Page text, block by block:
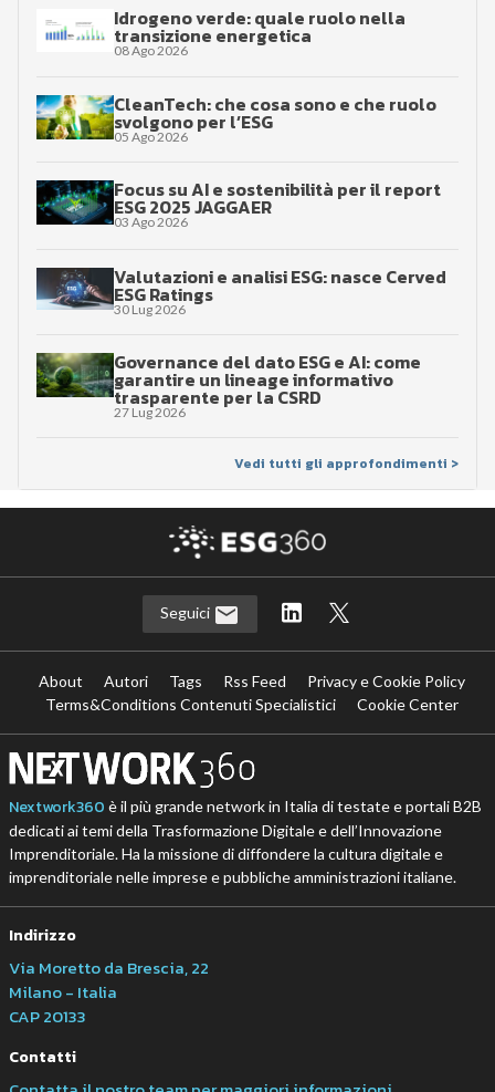
Idrogeno verde: quale ruolo nella
transizione energetica
08 Ago 2026
CleanTech: che cosa sono e che ruolo
svolgono per l’ESG
05 Ago 2026
Focus su AI e sostenibilità per il report
ESG 2025 JAGGAER
03 Ago 2026
Valutazioni e analisi ESG: nasce Cerved
ESG Ratings
30 Lug 2026
Governance del dato ESG e AI: come
garantire un lineage informativo
trasparente per la CSRD
27 Lug 2026
Vedi tutti gli approfondimenti >
Seguici
About Autori Tags Rss Feed
Privacy e Cookie Policy
Terms&Conditions Contenuti Specialistici
Cookie Center
Nextwork360 è il più grande network in Italia di testate e portali B2B
dedicati ai temi della Trasformazione Digitale e dell’Innovazione
Imprenditoriale. Ha la missione di diffondere la cultura digitale e
imprenditoriale nelle imprese e pubbliche amministrazioni italiane.
Indirizzo
Via Moretto da Brescia, 22
Milano - Italia
CAP 20133
Contatti